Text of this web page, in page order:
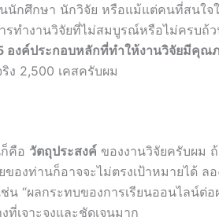
กศึกษา นักวิจัย หรือแม้แต่คนที่สนใจ
รทำงานวิจัยที่ไม่สมบูรณ์หรือไม่ครบถ้
องค์ประกอบหลักที่ทำให้งานวิจัยมีคุณ
ง 2,500 เคสครับผม
คือ วัตถุประสงค์ ของงานวิจัยครับผม
องท่านก็อาจจะไม่ตรงเป้าหมายได้ ล
น “ผลกระทบของการเรียนออนไลน์ต่
ที่เจาะจงและชัดเจนมาก